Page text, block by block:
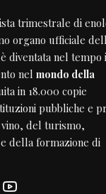
trimestrale di
organo ufficiale
è diventata nel tempo
nel mondo della
in 18.000 copie
pubbliche e
del turismo,
della formazione di